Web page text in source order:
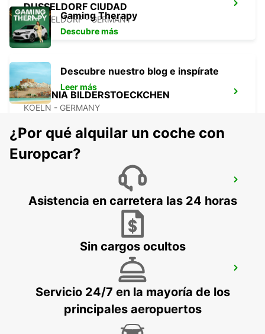
DUSSELDORF CIUDAD
DUESSELDORF - GERMANY
COLONIA BILDERSTOECKCHEN
KOELN - GERMANY
BERGISCH GLADBACH
BERGISCH-GLADBACH - GERMANY
COLONIA HOLWEIDE
Gaming Therapy
Descubre más
Descubre nuestro blog e inspírate
Leer más
¿Por qué alquilar un coche con
Europcar?
Asistencia en carretera las 24 horas
Sin cargos ocultos
Servicio 24/7 en la mayoría de los
principales aeropuertos